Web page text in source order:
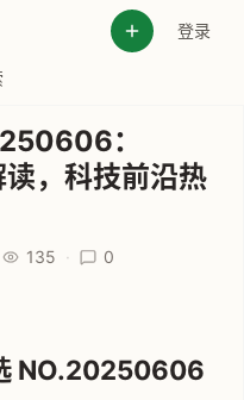
登录
：
，科技前沿热
135 · 0
NO.20250606